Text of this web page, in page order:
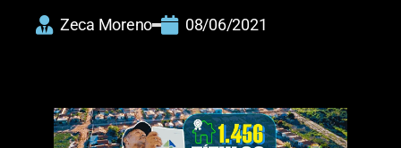
Zeca Moreno 08/06/2021